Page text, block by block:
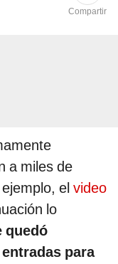
Compartir
a miles de
el video
lo
quedó
para